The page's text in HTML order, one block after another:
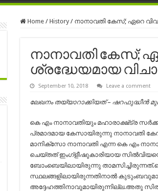
Home / History / നാനാവതി കേസ്; ഏറെ
നാനാവതി കേസ്;
ശ്രദ്ധേയമായ
September 10, 2018 Leave a comment
ലേഖനം തയ്യാറാക്കിയത് – ഷറഫുദ്ധീന്‍
കെ എം നാനാവതിയും മഹാരാക്ഷ്ട്ര
പ്രമാദമായ കേസായിരുന്നു നാനാവതി
മാനിക്സോ നാനാവതി എന്ന കെ എം
ചെയ്തത് ഇംഗ്ളീഷുകാരിയായ
ബോംബെയിലായിരുന്നു
സ്ഥലങ്ങളിലായിരുന്നതിനാല്‍
അദ്ദേഹത്തിനാവുമായിരുന്നില്ല.അതു